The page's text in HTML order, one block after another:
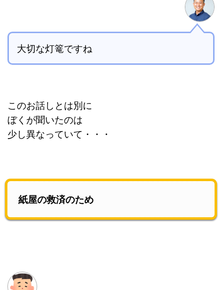
大切な灯篭ですね
このお話しとは別に
ぼくが聞いたのは
少し異なっていて・・・
紙屋の救済のため